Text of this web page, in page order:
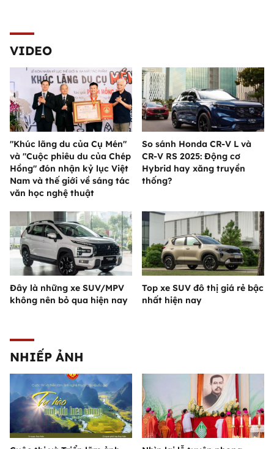
VIDEO
"Khúc lãng du của Cụ Mén"
và "Cuộc phiêu du của Chép
Hồng" đón nhận kỷ lục Việt
Nam và thế giới về sáng tác
văn học nghệ thuật
So sánh Honda CR-V L và
CR-V RS 2025: Động cơ
Hybrid hay xăng truyền
thống?
Đây là những xe SUV/MPV
không nên bỏ qua hiện nay
Top xe SUV đô thị giá rẻ bậc
nhất hiện nay
NHIẾP ẢNH